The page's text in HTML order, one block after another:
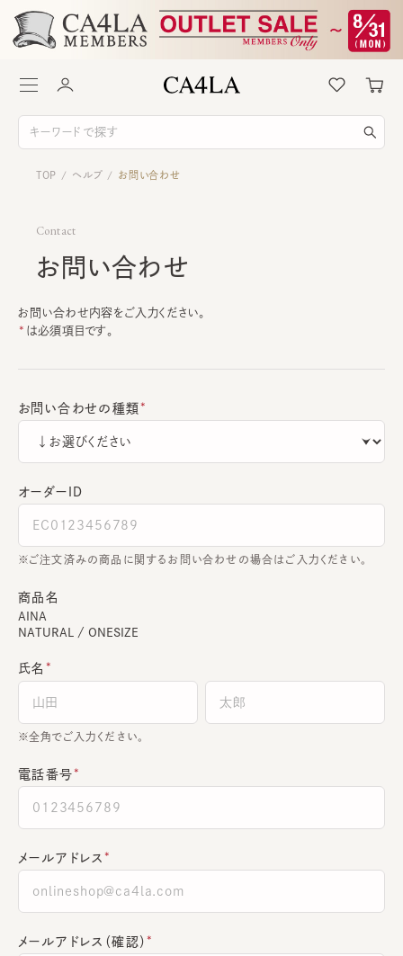
TOP / ヘルプ / お問い合わせ
Contact
お問い合わせ
お問い合わせ内容をご入力ください。
は必須項目です。
お問い合わせの種類
オーダーＩＤ
ご注文済みの商品に関するお問い合わせの場合はご入力ください。
商品名
AINA
NATURAL / ONESIZE
氏名
全角でご入力ください。
電話番号
メールアドレス
メールアドレス（確認）